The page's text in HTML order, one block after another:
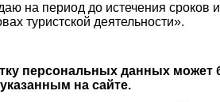
на период до истечения сроков
туристской деятельности».
персональных данных
на сайте.